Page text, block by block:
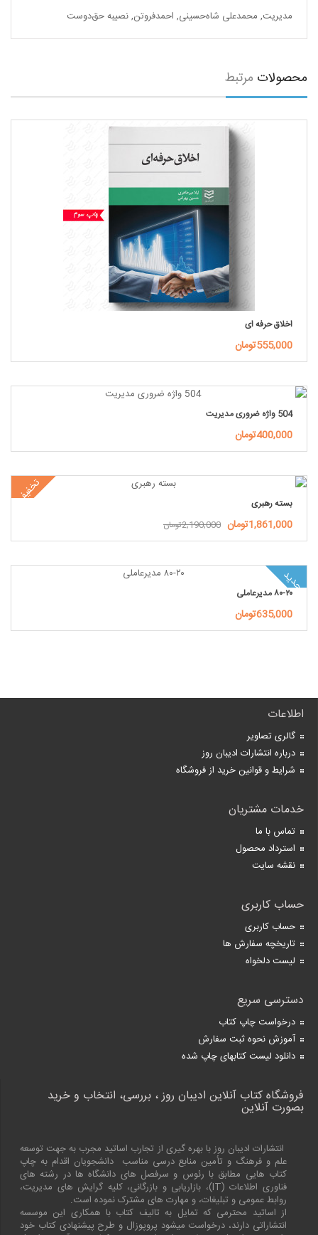
مدیریت, محمدعلی شاه‌حسینی, احمدفروتن,نصیبه حق‌دوست
محصولات مرتبط
اخلاق حرفه ای
555,000تومان
504 واژه ضروری مدیریت
400,000تومان
تخفیف بسته رهبری
1,861,000تومان 2,190,000تومان
جدید
۸۰-۲۰ مدیرعاملی
635,000تومان
اطلاعات
گالری تصاویر
درباره انتشارات ادیبان روز
شرایط و قوانین خرید از فروشگاه
خدمات مشتریان
تماس با ما
استرداد محصول
نقشه سایت
حساب کاربری
حساب کاربری
تاریخچه سفارش ها
لیست دلخواه
دسترسی سریع
درخواست چاپ کتاب
آموزش نحوه ثبت سفارش
دانلود لیست کتابهای چاپ شده
فروشگاه کتاب آنلاین ادیبان روز ، بررسی، انتخاب و خرید
بصورت آنلاین
انتشارات ادیبان روز با بهره گیری از تجارب اساتید مجرب به جهت توسعه
علم و فرهنگ و تأمین منابع درسی مناسب دانشجویان اقدام به چاپ
کتاب هایی مطابق با رئوس و سرفصل های دانشگاه ها در رشته های
فناوری اطلاعات (IT)، بازاریابی و بازرگانی، کلیه گرایش های مدیریت،
روابط عمومی و تبلیغات، و مهارت های مشترک نموده است.
از اساتید محترمی که تمایل به تالیف کتاب با همکاری این موسسه
انتشاراتی دارند، درخواست میشود پروپوزال و طرح پیشنهادی کتاب خود